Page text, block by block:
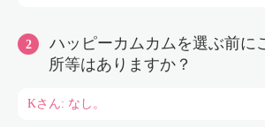
ハッピーカムカムを選ぶ前に
所等はありますか？
Kさん: なし。